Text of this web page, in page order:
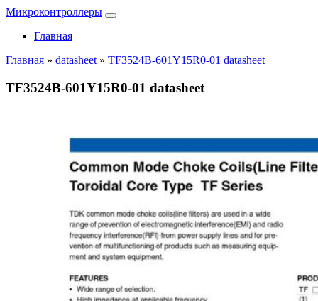
Микроконтроллеры
Главная
Главная » datasheet » TF3524B-601Y15R0-01 datasheet
TF3524B-601Y15R0-01 datasheet